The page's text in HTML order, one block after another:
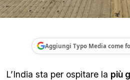
Aggiungi Typo Media come
L’India sta per ospitare la più